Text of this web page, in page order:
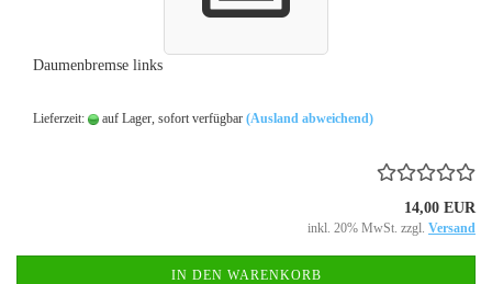
Daumenbremse links
Lieferzeit: auf Lager, sofort verfügbar (Ausland abweichend)
14,00 EUR
inkl. 20% MwSt. zzgl. Versand
IN DEN WARENKORB